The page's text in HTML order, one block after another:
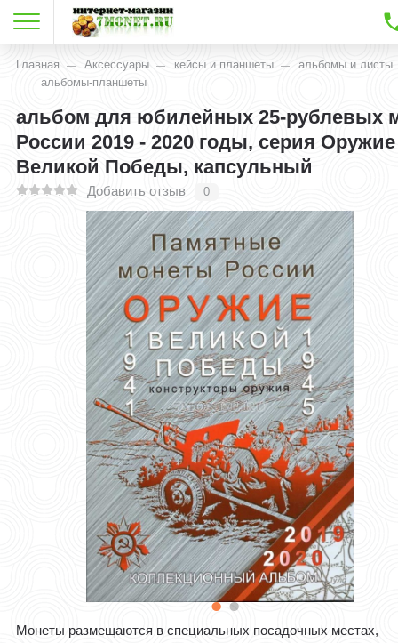
Главная Аксессуары кейсы и планшеты
альбомы и листы
альбомы-планшеты
альбом для юбилейных 25-рублевых
России 2019 - 2020 годы, серия Оружие
Великой Победы, капсульный
Добавить отзыв 0
Монеты размещаются в специальных посадочных местах,